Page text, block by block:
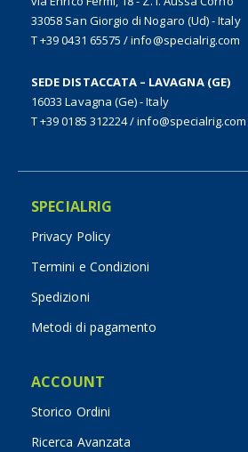
33058 San Giorgio di Nogaro (Ud) - Italy
T +39 0431 65575 /info@specialrig.com
SEDE DISTACCATA – LAVAGNA (GE)
16033 Lavagna (Ge) - Italy
T +39 0185 312224/info@specialrig.com
SPECIALRIG
Privacy Policy
Termini e Condizioni
Spedizioni
Metodi di pagamento
ACCOUNT
Storico Ordini
Ricerca Avanzata